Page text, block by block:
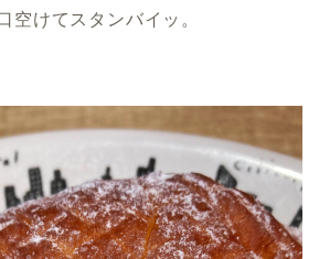
空けてスタンバイッ。